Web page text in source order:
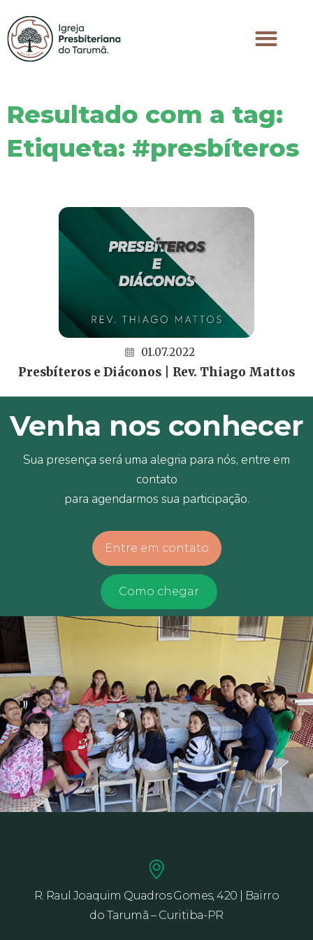
Resultado com a tag:
Etiqueta: #presbíteros
01.07.2022
Presbíteros e Diáconos | Rev. Thiago Mattos
Venha nos conhecer
Sua presença será uma alegria para nós, entre em
contato
para agendarmos sua participação.
Entre em contato
Como chegar
R. Raul Joaquim Quadros Gomes, 420 | Bairro
do Tarumã – Curitiba-PR